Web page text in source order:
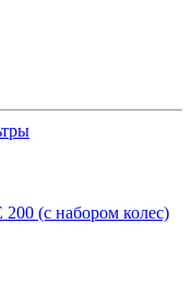
(с набором колес)